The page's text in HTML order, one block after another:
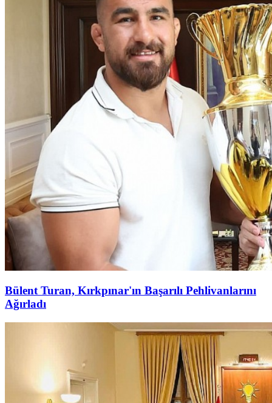
Bülent Turan, Kırkpınar'ın Başarılı Pehlivanlarını
Ağırladı